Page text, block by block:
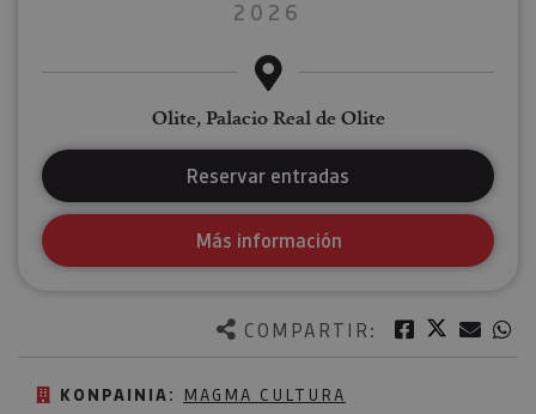
COMPARTIR: Facebook
Twitter
KONPAINIA: MAGMA CULTURA
2026
Olite, Palacio Real de Olite
Reservar entradas
Más información